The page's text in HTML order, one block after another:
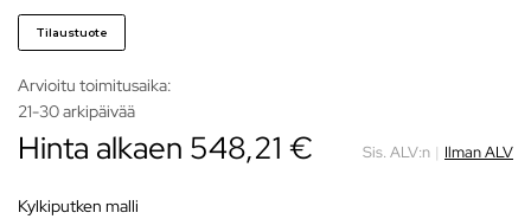
Tilaustuote
Arvioitu toimitusaika:
21-30 arkipäivää
Hinta alkaen 548,21 € Sis. ALV:n | Ilman ALV
kylkiputken malli